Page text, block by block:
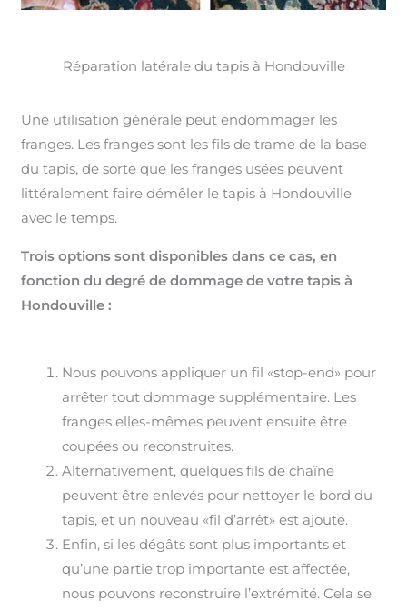
Réparation latérale du tapis à Hondouville
Une utilisation générale peut endommager les
franges. Les franges sont les fils de trame de la base
du tapis, de sorte que les franges usées peuvent
littéralement faire démêler le tapis à Hondouville
avec le temps.
Trois options sont disponibles dans ce cas, en
fonction du degré de dommage de votre tapis à
Hondouville :
Nous pouvons appliquer un fil «stop-end» pour
arrêter tout dommage supplémentaire. Les
franges elles-mêmes peuvent ensuite être
coupées ou reconstruites.
Alternativement, quelques fils de chaîne
peuvent être enlevés pour nettoyer le bord du
tapis, et un nouveau «fil d’arrêt» est ajouté.
Enfin, si les dégâts sont plus importants et
qu’une partie trop importante est affectée,
nous pouvons reconstruire l’extrémité. Cela se